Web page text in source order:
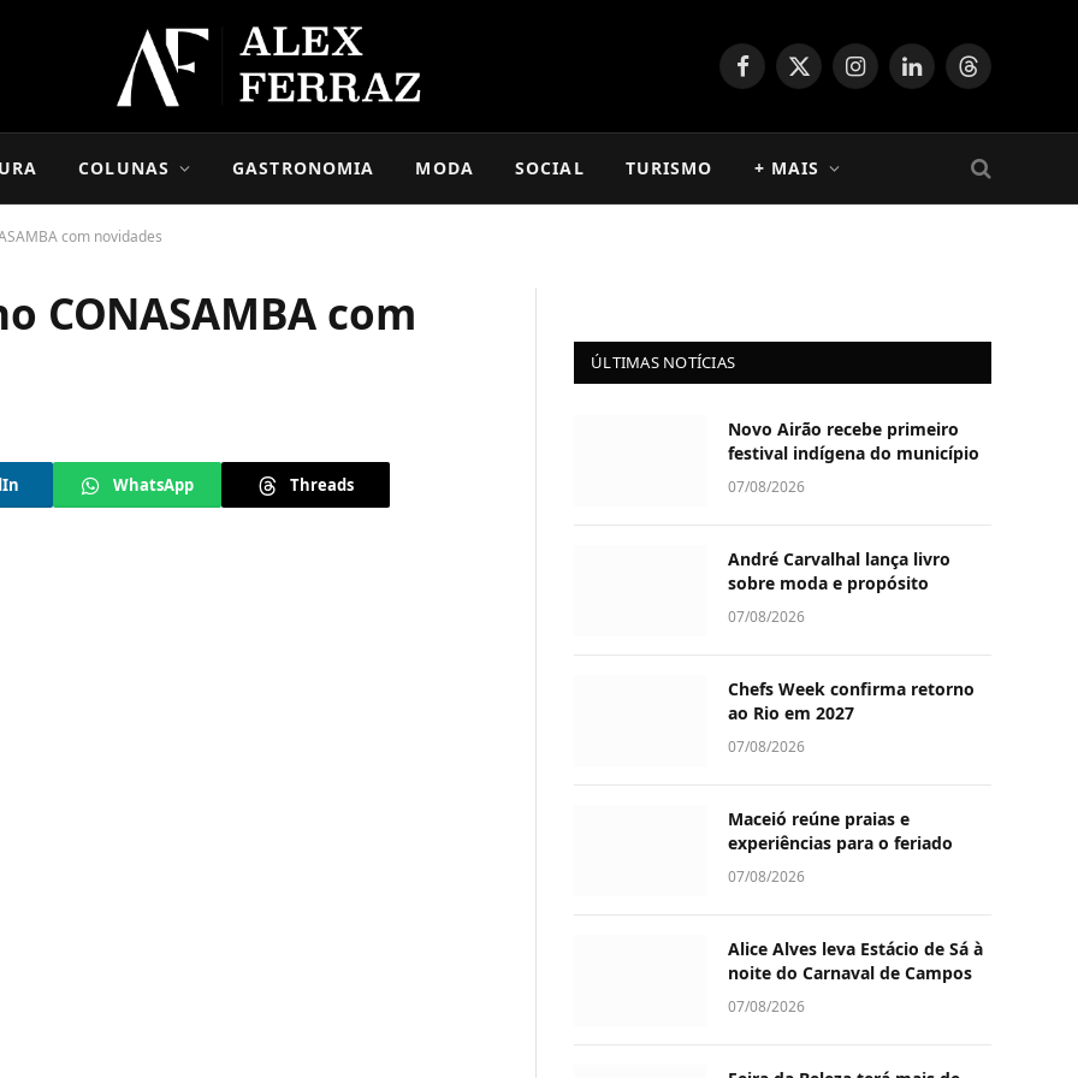
Facebook
X
InstagramLinkedInThreads
COLUNAS GASTRONOMIA MODA SOCIAL TURISMO + MAIS
com novidades
CONASAMBA com
WhatsApp Threads
ÚLTIMAS NOTÍCIAS
Novo Airão recebe primeiro
festival indígena do município
07/08/2026
André Carvalhal lança livro
sobre moda e propósito
07/08/2026
Chefs Week confirma retorno
ao Rio em 2027
07/08/2026
Maceió reúne praias e
experiências para o feriado
07/08/2026
Alice Alves leva Estácio de Sá à
noite do Carnaval de Campos
07/08/2026